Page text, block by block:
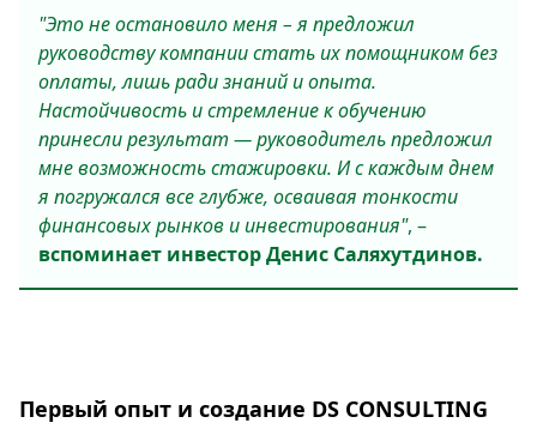
"Это не остановило меня – я предложил
руководству компании стать их помощником без
оплаты, лишь ради знаний и опыта.
Настойчивость и стремление к обучению
принесли результат —руководитель предложил
мне возможность стажировки. И с каждым днем
я погружался все глубже, осваивая тонкости
финансовых рынков и инвестирования", –
вспоминает инвестор Денис Саляхутдинов.
Первый опыт и создание DS CONSULTING